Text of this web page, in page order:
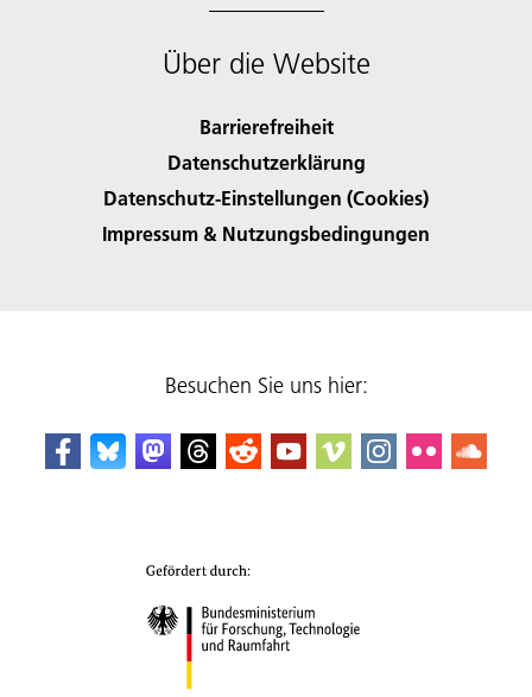
Über die Website
Barrierefreiheit
Datenschutzerklärung
Datenschutz-Einstellungen (Cookies)
Impressum & Nutzungsbedingungen
Besuchen Sie uns hier: